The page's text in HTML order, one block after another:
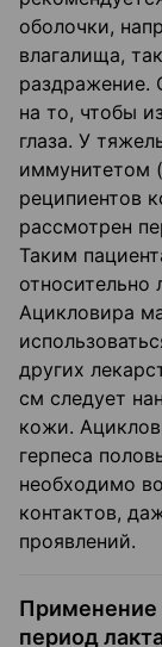
оболочки,
влагалища,
раздражение.
на то, чтобы
глаза. У
иммунитетом
реципиентов
рассмотрен
Таким
относительно
Ацикловира
других
см следует
кожи.
герпеса
необходимо
контактов,
проявлений.
Применение
период